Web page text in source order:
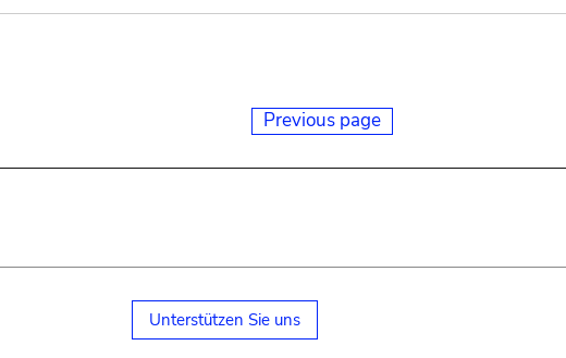
Previous page
Unterstützen Sie uns